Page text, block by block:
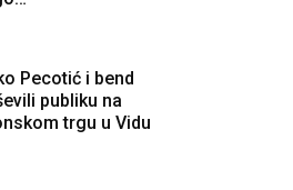
Pecotić i bend
publiku na
trgu u Vidu